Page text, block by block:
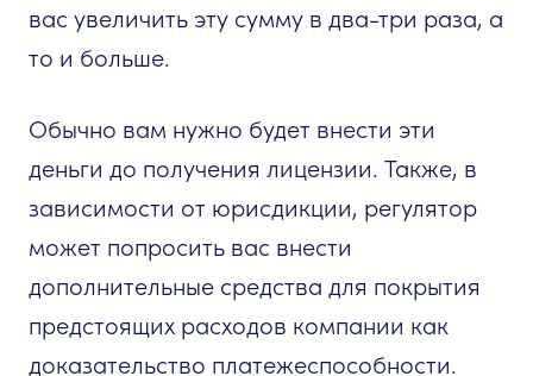
вас увеличить эту сумму в два-три раза, а
то и больше.
Обычно вам нужно будет внести эти
деньги до получения лицензии. Также, в
зависимости от юрисдикции, регулятор
может попросить вас внести
дополнительные средства для покрытия
предстоящих расходов компании как
доказательство платежеспособности.